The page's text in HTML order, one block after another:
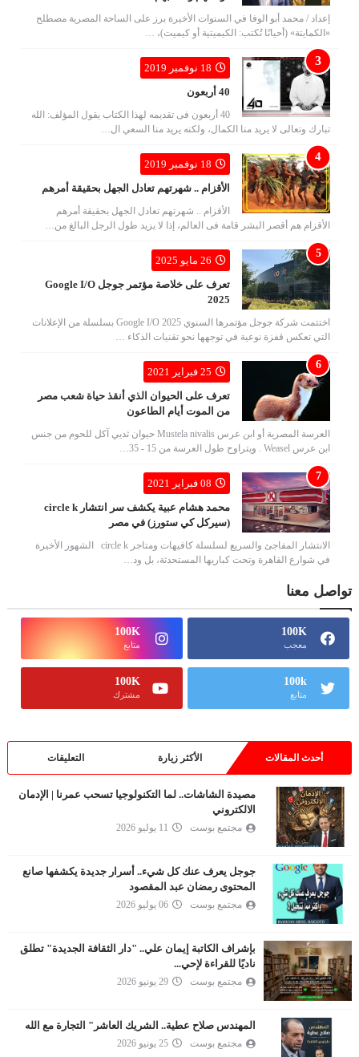
إعداد / محمد أبو الوفا في السنوات الأخيرة برز على الساحة المصرية مصطلح
«الكمايتة» (أحيانًا تُكتب: الكيميتية أو كيميت)، …
18 نوفمبر 2019
40 أربعون
40 أربعون فى تقديمه لهذا الكتاب يقول المؤلف: الله
تبارك وتعالى لا يريد منا الكمال، ولكنه يريد منا السعي ال…
18 نوفمبر 2019
الأقزام .. شهرتهم تعادل الجهل بحقيقة أمرهم
الأقزام .. شهرتهم تعادل الجهل بحقيقة أمرهم
الأقزام هم أقصر البشر قامة فى العالم، إذا لا يزيد طول الرجل البالغ من…
26 مايو 2025
تعرف على خلاصة مؤتمر جوجل Google I/O
2025
اختتمت شركة جوجل مؤتمرها السنوي Google I/O 2025 بسلسلة من الإعلانات
التي تعكس قفزة نوعية في توجهها نحو تقنيات الذكاء …
25 فبراير 2021
تعرف على الحيوان الذي أنقذ حياة شعب مصر
من الموت أيام الطاعون
العرسة المصرية أو ابن عرس Mustela nivalis حيوان ثديي آكل للحوم من جنس
ابن عرس Weasel . ويتراوح طول العرسة من 15 - 35…
08 فبراير 2021
محمد هشام عبية يكشف سر انتشار circle k
(سيركل كي ستورز) في مصر
الانتشار المفاجئ والسريع لسلسلة كافيهات ومتاجر circle k الشهور الأخيرة
في شوارع القاهرة وتحت كباريها المستحدثة، بل ود…
تواصل معنا
100K
معجب
100K
متابع
100k
متابع
100K
مشترك
أحدث المقالات الأكثر زيارة التعليقات
مصيدة الشاشات.. لما التكنولوجيا تسحب عمرنا | الإدمان
الالكتروني
مجتمع بوست 11 يوليو 2026
جوجل يعرف عنك كل شيء.. أسرار جديدة يكشفها صانع
المحتوى رمضان عبد المقصود
مجتمع بوست 06 يوليو 2026
بإشراف الكاتبة إيمان علي.. "دار الثقافة الجديدة" تطلق
ناديًا للقراءة لإحي...
مجتمع بوست 29 يونيو 2026
المهندس صلاح عطية.. الشريك العاشر" التجارة مع الله
مجتمع بوست 25 يونيو 2026